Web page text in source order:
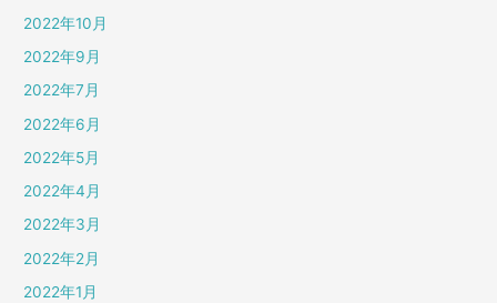
2022年10月
2022年9月
2022年7月
2022年6月
2022年5月
2022年4月
2022年3月
2022年2月
2022年1月